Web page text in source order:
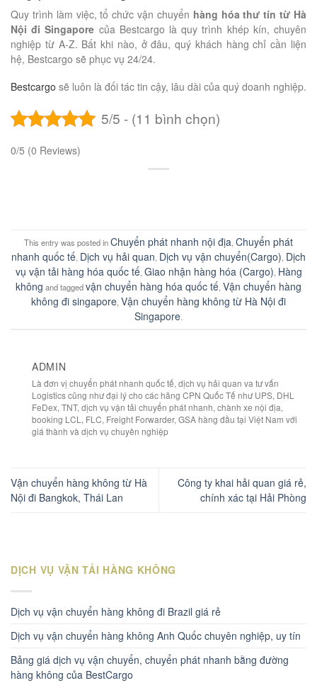
Quy trình làm việc, tổ chức vận chuyển hàng hóa thư tín từ Hà
Nội đi Singapore của Bestcargo là quy trình khép kín, chuyên
nghiệp từ A-Z. Bất khi nào, ở đâu, quý khách hàng chỉ cần liện
hệ, Bestcargo sẽ phục vụ 24/24.
Bestcargo sẽ luôn là đối tác tin cậy, lâu dài của quý doanh nghiệp.
5/5 - (11 bình chọn)
0/5 (0 Reviews)
This entry was posted inChuyển phát nhanh nội địa Chuyển phát
nhanh quốc tế Dịch vụ hải quan Dịch vụ vận chuyển(Cargo) Dịch
vụ vận tải hàng hóa quốc tế, Giao nhận hàng hóa (Cargo) Hàng
không and taggedvận chuyển hàng hóa quốc tế Vận chuyển hàng
không đi singapore Vận chuyển hàng không từ Hà Nội đi
Singapore
ADMIN
Là đơn vị chuyển phát nhanh quốc tế, dịch vụ hải quan va tư vấn
Logistics cũng như đại lý cho các hãng CPN Quốc Tế như UPS, DHL
FeDex, TNT, dịch vụ vận tải chuyển phát nhanh, chành xe nội địa,
booking LCL, FLC, Freight Forwarder, GSA hàng đầu tại Việt Nam với
giá thành và dịch vụ chuyên nghiệp
Vận chuyển hàng không từ Hà
Nội đi Bangkok, Thái Lan
Công ty khai hải quan giá rẻ,
chính xác tại Hải Phòng
DỊCH VỤ VẬN TẢI HÀNG KHÔNG
Dịch vụ vận chuyển hàng không đi Brazil giá rẻ
Dịch vụ vận chuyển hàng không Anh Quốc chuyên nghiệp, uy tín
Bảng giá dịch vụ vận chuyển, chuyển phát nhanh bằng đường
hàng không của BestCargo